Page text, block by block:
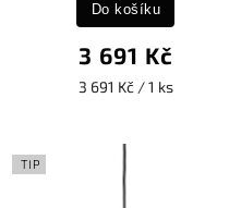
3 691 Kč
3 691 Kč / 1 ks
Do košíku
TIP